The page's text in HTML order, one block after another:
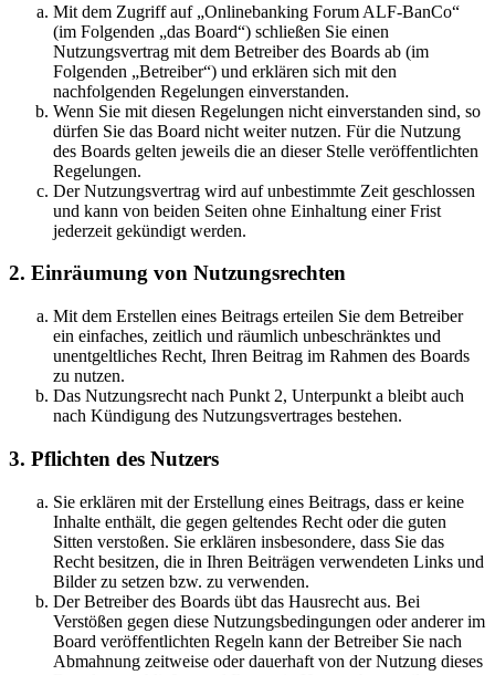
Mit dem Zugriff auf „Onlinebanking Forum ALF-BanCo“
(im Folgenden „das Board“) schließen Sie einen
Nutzungsvertrag mit dem Betreiber des Boards ab (im
Folgenden „Betreiber“) und erklären sich mit den
nachfolgenden Regelungen einverstanden.
Wenn Sie mit diesen Regelungen nicht einverstanden sind, so
dürfen Sie das Board nicht weiter nutzen. Für die Nutzung
des Boards gelten jeweils die an dieser Stelle veröffentlichten
Regelungen.
Der Nutzungsvertrag wird auf unbestimmte Zeit geschlossen
und kann von beiden Seiten ohne Einhaltung einer Frist
jederzeit gekündigt werden.
2. Einräumung von Nutzungsrechten
Mit dem Erstellen eines Beitrags erteilen Sie dem Betreiber
ein einfaches, zeitlich und räumlich unbeschränktes und
unentgeltliches Recht, Ihren Beitrag im Rahmen des Boards
zu nutzen.
Das Nutzungsrecht nach Punkt 2, Unterpunkt a bleibt auch
nach Kündigung des Nutzungsvertrages bestehen.
3. Pflichten des Nutzers
Sie erklären mit der Erstellung eines Beitrags, dass er keine
Inhalte enthält, die gegen geltendes Recht oder die guten
Sitten verstoßen. Sie erklären insbesondere, dass Sie das
Recht besitzen, die in Ihren Beiträgen verwendeten Links und
Bilder zu setzen bzw. zu verwenden.
Der Betreiber des Boards übt das Hausrecht aus. Bei
Verstößen gegen diese Nutzungsbedingungen oder anderer im
Board veröffentlichten Regeln kann der Betreiber Sie nach
Abmahnung zeitweise oder dauerhaft von der Nutzung dieses